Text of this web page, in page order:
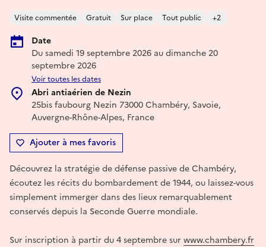
Visite commentée Gratuit Sur place Tout public +2
Date
Du samedi 19 septembre 2026 au dimanche 20
septembre 2026
Voir toutes les dates
Abri antiaérien de Nezin
25bis faubourg Nezin 73000 Chambéry, Savoie,
Auvergne-Rhône-Alpes, France
Ajouter à mes favoris
Découvrez la stratégie de défense passive de Chambéry,
écoutez les récits du bombardement de 1944, ou laissez-vous
simplement immerger dans des lieux remarquablement
conservés depuis la Seconde Guerre mondiale.
Sur inscription à partir du 4 septembre sur www.chambery.fr